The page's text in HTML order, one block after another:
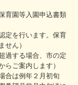
育園等入園申込書類
定を行います。保育
せん）
過する場合、市の定
らご案内します）
合は例年２月初旬